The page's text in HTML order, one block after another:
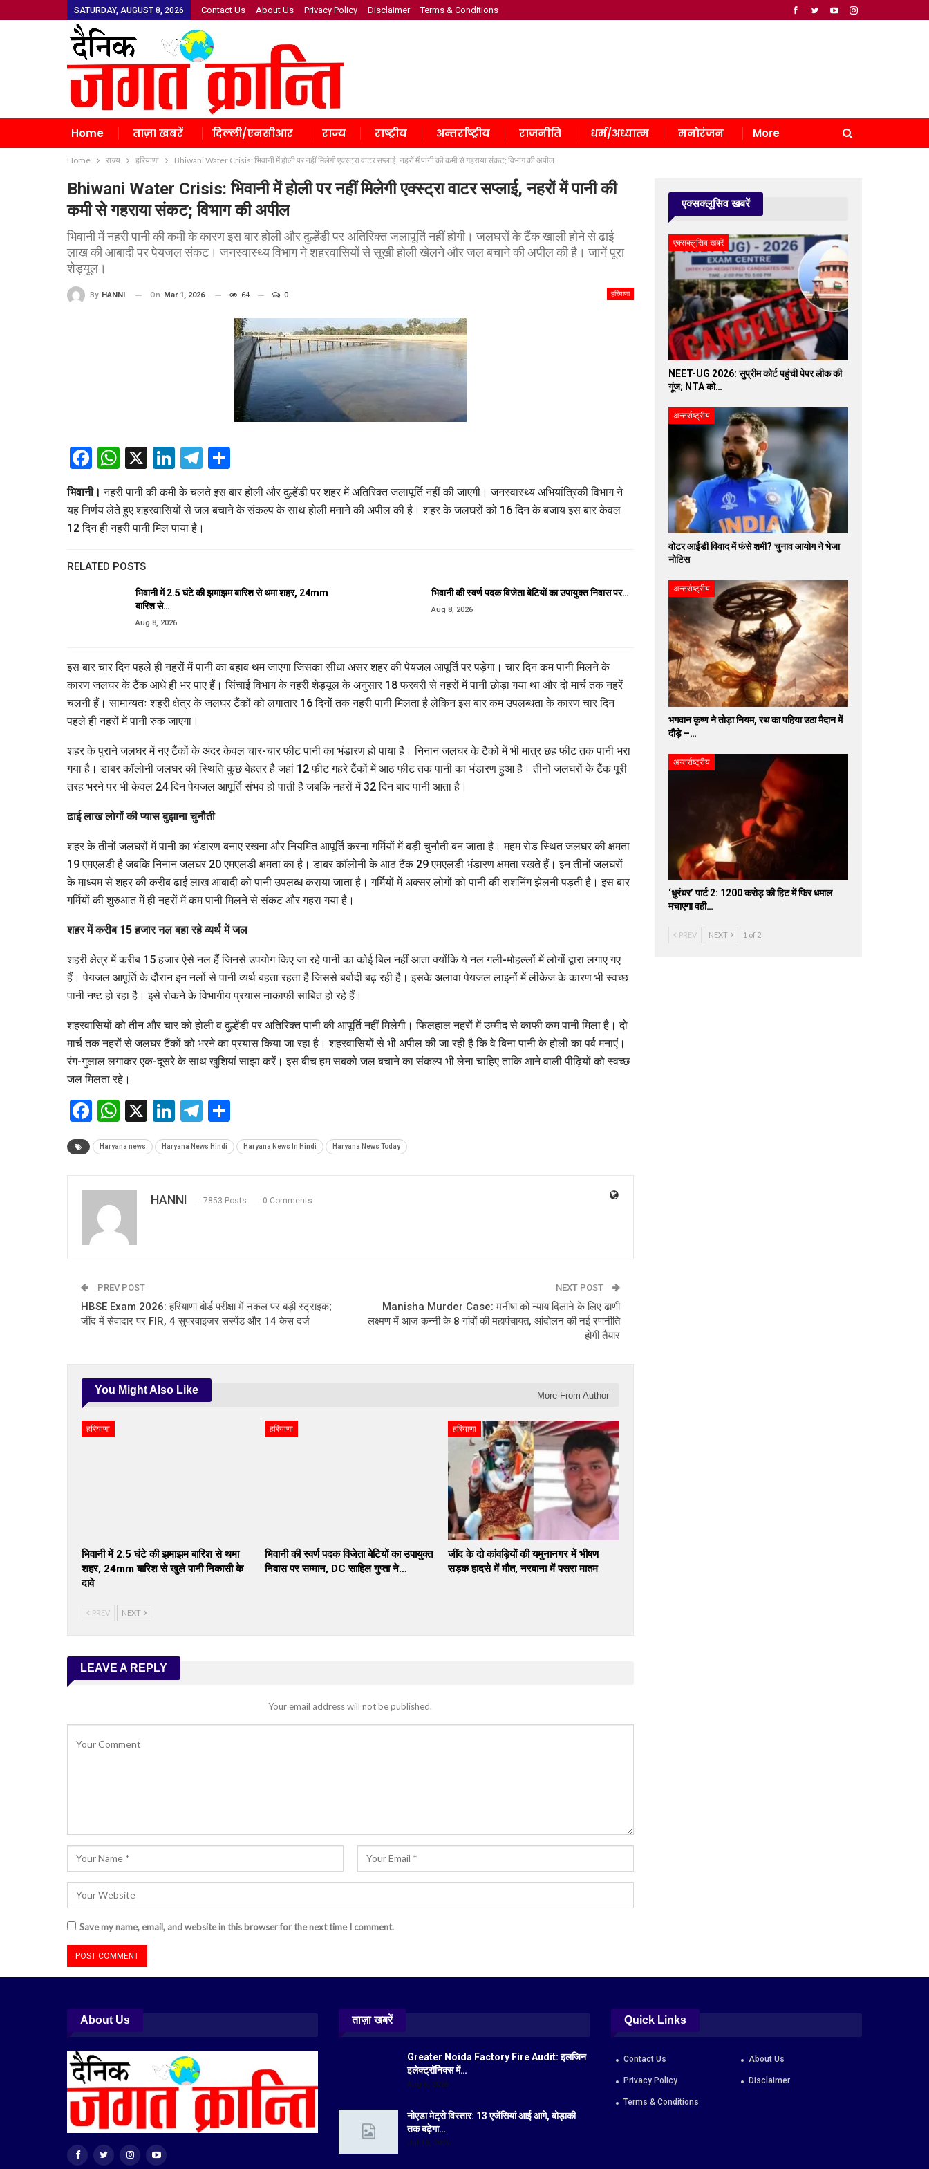
SATURDAY, AUGUST 8, 2026 Contact Us About Us Privacy Policy Disclaimer Terms & Conditions
Home ताज़ा खबरें दिल्ली/एनसीआर राज्य राष्ट्रीय अन्तर्राष्ट्रीय राजनीति धर्म/अध्यात्म मनोरंजन More
Home राज्य हरियाणा Bhiwani Water Crisis: भिवानी में होली पर नहीं मिलेगी एक्स्ट्रा वाटर सप्लाई, नहरों में पानी की कमी से गहराया संकट; विभाग की अपील
Bhiwani Water Crisis: भिवानी में होली पर नहीं मिलेगी एक्स्ट्रा वाटर सप्लाई, नहरों में पानी की
कमी से गहराया संकट; विभाग की अपील
भिवानी में नहरी पानी की कमी के कारण इस बार होली और दुल्हेंडी पर अतिरिक्त जलापूर्ति नहीं होगी। जलघरों के टैंक खाली होने से ढाई
लाख की आबादी पर पेयजल संकट। जनस्वास्थ्य विभाग ने शहरवासियों से सूखी होली खेलने और जल बचाने की अपील की है। जानें पूरा
शेड्यूल।
हरियाणा
By HANNI On Mar 1, 2026 64 0
Facebook
WhatsApp
X LinkedIn
Telegram
भिवानी। नहरी पानी की कमी के चलते इस बार होली और दुल्हेंडी पर शहर में अतिरिक्त जलापूर्ति नहीं की जाएगी। जनस्वास्थ्य अभियांत्रिकी विभाग ने
यह निर्णय लेते हुए शहरवासियों से जल बचाने के संकल्प के साथ होली मनाने की अपील की है। शहर के जलघरों को 16 दिन के बजाय इस बार केवल
12 दिन ही नहरी पानी मिल पाया है।
RELATED POSTS
भिवानी में 2.5 घंटे की झमाझम बारिश से थमा शहर, 24mm
बारिश से…
Aug 8, 2026
भिवानी की स्वर्ण पदक विजेता बेटियों का उपायुक्त निवास पर…
Aug 8, 2026
इस बार चार दिन पहले ही नहरों में पानी का बहाव थम जाएगा जिसका सीधा असर शहर की पेयजल आपूर्ति पर पड़ेगा। चार दिन कम पानी मिलने के
कारण जलघर के टैंक आधे ही भर पाए हैं। सिंचाई विभाग के नहरी शेड्यूल के अनुसार 18 फरवरी से नहरों में पानी छोड़ा गया था और दो मार्च तक नहरें
चलनी हैं। सामान्यतः शहरी क्षेत्र के जलघर टैंकों को लगातार 16 दिनों तक नहरी पानी मिलता है लेकिन इस बार कम उपलब्धता के कारण चार दिन
पहले ही नहरों में पानी रुक जाएगा।
शहर के पुराने जलघर में नए टैंकों के अंदर केवल चार-चार फीट पानी का भंडारण हो पाया है। निनान जलघर के टैंकों में भी मात्र छह फीट तक पानी भरा
गया है। डाबर कॉलोनी जलघर की स्थिति कुछ बेहतर है जहां 12 फीट गहरे टैंकों में आठ फीट तक पानी का भंडारण हुआ है। तीनों जलघरों के टैंक पूरी
तरह भरने पर भी केवल 24 दिन पेयजल आपूर्ति संभव हो पाती है जबकि नहरों में 32 दिन बाद पानी आता है।
ढाई लाख लोगों की प्यास बुझाना चुनौती
शहर के तीनों जलघरों में पानी का भंडारण बनाए रखना और नियमित आपूर्ति करना गर्मियों में बड़ी चुनौती बन जाता है। महम रोड स्थित जलघर की क्षमता
19 एमएलडी है जबकि निनान जलघर 20 एमएलडी क्षमता का है। डाबर कॉलोनी के आठ टैंक 29 एमएलडी भंडारण क्षमता रखते हैं। इन तीनों जलघरों
के माध्यम से शहर की करीब ढाई लाख आबादी को पानी उपलब्ध कराया जाता है। गर्मियों में अक्सर लोगों को पानी की राशनिंग झेलनी पड़ती है। इस बार
गर्मियों की शुरुआत में ही नहरों में कम पानी मिलने से संकट और गहरा गया है।
शहर में करीब 15 हजार नल बहा रहे व्यर्थ में जल
शहरी क्षेत्र में करीब 15 हजार ऐसे नल हैं जिनसे उपयोग किए जा रहे पानी का कोई बिल नहीं आता क्योंकि ये नल गली-मोहल्लों में लोगों द्वारा लगाए गए
हैं। पेयजल आपूर्ति के दौरान इन नलों से पानी व्यर्थ बहता रहता है जिससे बर्बादी बढ़ रही है। इसके अलावा पेयजल लाइनों में लीकेज के कारण भी स्वच्छ
पानी नष्ट हो रहा है। इसे रोकने के विभागीय प्रयास नाकाफी साबित हो रहे हैं।
शहरवासियों को तीन और चार को होली व दुल्हेंडी पर अतिरिक्त पानी की आपूर्ति नहीं मिलेगी। फिलहाल नहरों में उम्मीद से काफी कम पानी मिला है। दो
मार्च तक नहरों से जलघर टैंकों को भरने का प्रयास किया जा रहा है। शहरवासियों से भी अपील की जा रही है कि वे बिना पानी के होली का पर्व मनाएं।
रंग-गुलाल लगाकर एक-दूसरे के साथ खुशियां साझा करें। इस बीच हम सबको जल बचाने का संकल्प भी लेना चाहिए ताकि आने वाली पीढ़ियों को स्वच्छ
जल मिलता रहे।
Facebook
WhatsApp
X LinkedIn
Telegram
Haryana news Haryana News Hindi Haryana News In Hindi Haryana News Today
HANNI 7853 Posts 0 Comments
PREV POST
HBSE Exam 2026: हरियाणा बोर्ड परीक्षा में नकल पर बड़ी स्ट्राइक;
जींद में सेवादार पर FIR, 4 सुपरवाइजर सस्पेंड और 14 केस दर्ज
NEXT POST
Manisha Murder Case: मनीषा को न्याय दिलाने के लिए ढाणी
लक्ष्मण में आज कन्नी के 8 गांवों की महापंचायत, आंदोलन की नई रणनीति
होगी तैयार
You Might Also Like More From Author
हरियाणा
भिवानी में 2.5 घंटे की झमाझम बारिश से थमा
शहर, 24mm बारिश से खुले पानी निकासी के
दावे
हरियाणा
भिवानी की स्वर्ण पदक विजेता बेटियों का उपायुक्त
निवास पर सम्मान, DC साहिल गुप्ता ने…
हरियाणा
जींद के दो कांवड़ियों की यमुनानगर में भीषण
सड़क हादसे में मौत, नरवाना में पसरा मातम
PREV NEXT
LEAVE A REPLY
Your email address will not be published.
Save my name, email, and website in this browser for the next time I comment.
एक्सक्लूसिव खबरें
एक्सक्लूसिव खबरें
NEET-UG 2026: सुप्रीम कोर्ट पहुंची पेपर लीक की
गूंज; NTA को…
अन्तर्राष्ट्रीय
वोटर आईडी विवाद में फंसे शमी? चुनाव आयोग ने भेजा
नोटिस
अन्तर्राष्ट्रीय
भगवान कृष्ण ने तोड़ा नियम, रथ का पहिया उठा मैदान में
दौड़े –…
अन्तर्राष्ट्रीय
‘धुरंधर’ पार्ट 2: 1200 करोड़ की हिट में फिर धमाल
मचाएगा वही…
PREV NEXT 1 of 2
About Us ताज़ा खबरें
Greater Noida Factory Fire Audit: इलजिन
इलेक्ट्रॉनिक्स में…
Aug 6, 2026
नोएडा मेट्रो विस्तार: 13 एजेंसियां आई आगे, बोड़ाकी
तक बढ़ेगा…
Jul 19, 2026
Quick Links
Contact Us About Us
Privacy Policy Disclaimer
Terms & Conditions